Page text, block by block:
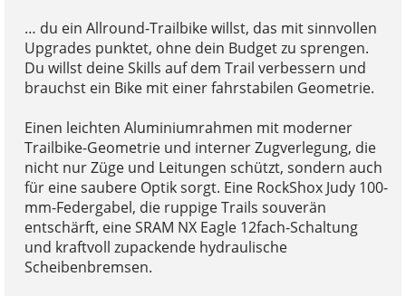
… du ein Allround-Trailbike willst, das mit sinnvollen
Upgrades punktet, ohne dein Budget zu sprengen.
Du willst deine Skills auf dem Trail verbessern und
brauchst ein Bike mit einer fahrstabilen Geometrie.
Einen leichten Aluminiumrahmen mit moderner
Trailbike-Geometrie und interner Zugverlegung, die
nicht nur Züge und Leitungen schützt, sondern auch
für eine saubere Optik sorgt. Eine RockShox Judy 100-
mm-Federgabel, die ruppige Trails souverän
entschärft, eine SRAM NX Eagle 12fach-Schaltung
und kraftvoll zupackende hydraulische
Scheibenbremsen.